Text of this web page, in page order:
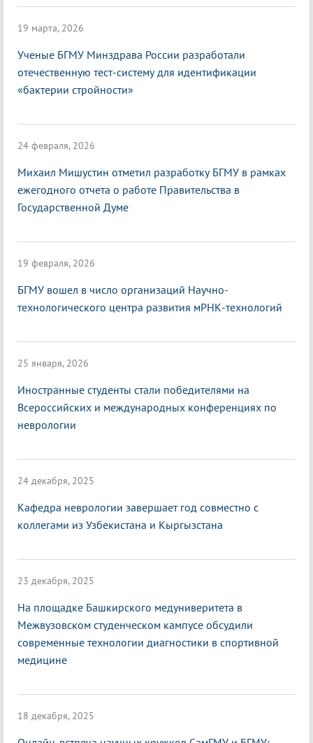
19 марта, 2026
Ученые БГМУ Минздрава России разработали
отечественную тест-систему для идентификации
«бактерии стройности»
24 февраля, 2026
Михаил Мишустин отметил разработку БГМУ в рамках
ежегодного отчета о работе Правительства в
Государственной Думе
19 февраля, 2026
БГМУ вошел в число организаций Научно-
технологического центра развития мРНК-технологий
25 января, 2026
Иностранные студенты стали победителями на
Всероссийских и международных конференциях по
неврологии
24 декабря, 2025
Кафедра неврологии завершает год совместно с
коллегами из Узбекистана и Кыргызстана
23 декабря, 2025
На площадке Башкирского медуниверитета в
Межвузовском студенческом кампусе обсудили
современные технологии диагностики в спортивной
медицине
18 декабря, 2025